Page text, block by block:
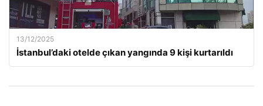
13/12/2025
İstanbul’daki otelde çıkan yangında 9 kişi kurtarıldı